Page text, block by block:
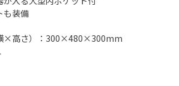
も装備
×高さ）：300×480×300mm